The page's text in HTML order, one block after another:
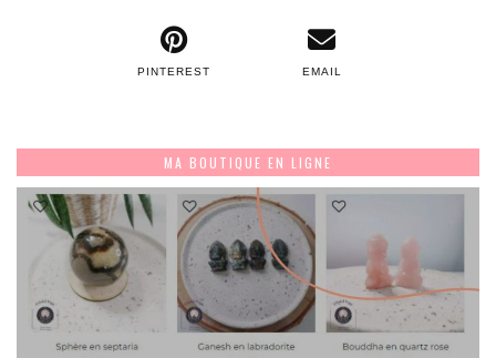
PINTEREST EMAIL
MA BOUTIQUE EN LIGNE